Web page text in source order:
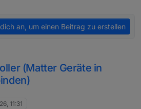
an, um einen Beitrag zu erstellen
(Matter Geräte in
11:31